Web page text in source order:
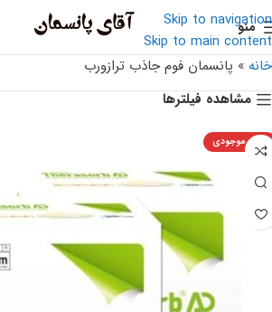
Skip to navigation
Skip to main content
منو
خانه » پانسمان فوم جاذب ترازورب
مشاهده فیلترها
اتمام موجودی